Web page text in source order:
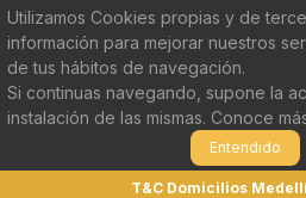
Utilizamos Cookies propias y de
información para mejorar nuestros
de tus hábitos de navegación.
Si continuas navegando, supone la
instalación de las mismas. Conoce
Entendido
T&C Domicilios